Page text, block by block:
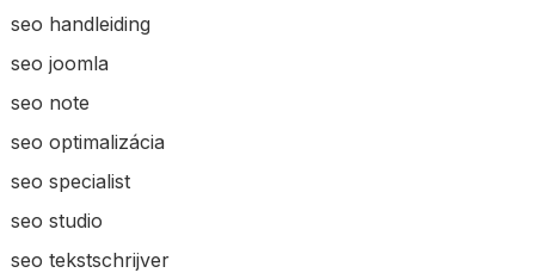
seo handleiding
seo joomla
seo note
seo optimalizácia
seo specialist
seo studio
seo tekstschrijver